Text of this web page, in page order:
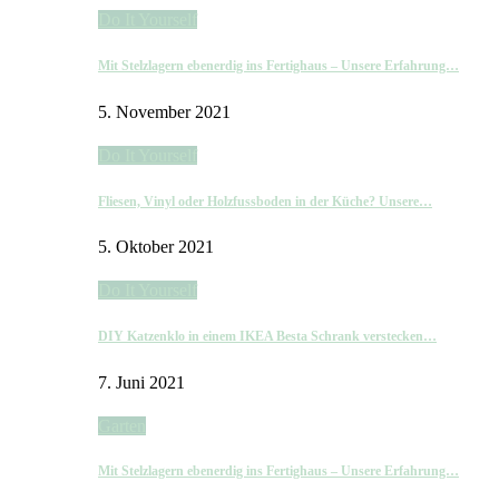
Mit Stelzlagern ebenerdig ins Fertighaus – Unsere Erfahrung…
5. November 2021
Fliesen, Vinyl oder Holzfussboden in der Küche? Unsere…
5. Oktober 2021
DIY Katzenklo in einem IKEA Besta Schrank verstecken…
7. Juni 2021
Mit Stelzlagern ebenerdig ins Fertighaus – Unsere Erfahrung…